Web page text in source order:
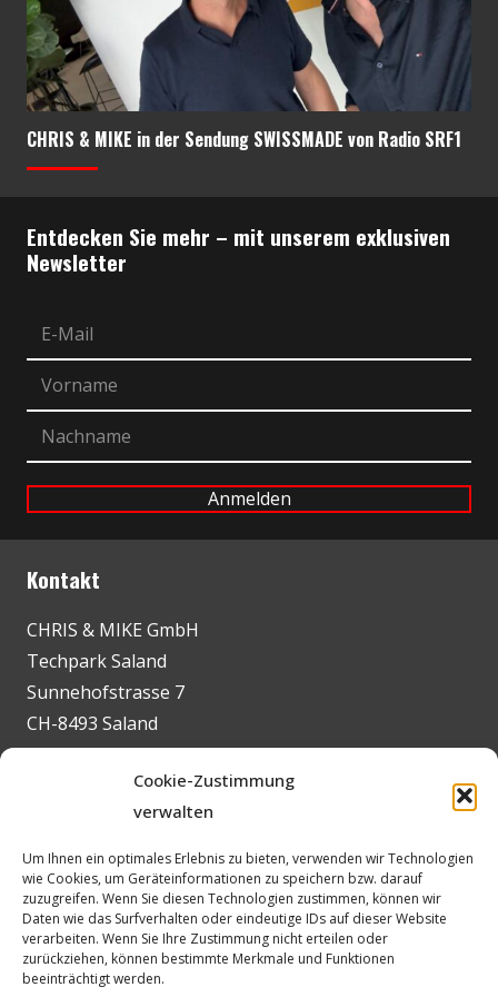
Cookie-Zustimmung
verwalten
Um Ihnen ein optimales Erlebnis zu bieten, verwenden wir Technologien
wie Cookies, um Geräteinformationen zu speichern bzw. darauf
zuzugreifen. Wenn Sie diesen Technologien zustimmen, können wir
Daten wie das Surfverhalten oder eindeutige IDs auf dieser Website
verarbeiten. Wenn Sie Ihre Zustimmung nicht erteilen oder
zurückziehen, können bestimmte Merkmale und Funktionen
beeinträchtigt werden.
CHRIS & MIKE in der Sendung SWISSMADE von Radio SRF1
Entdecken Sie mehr – mit unserem exklusiven
Newsletter
Kontakt
CHRIS & MIKE GmbH
Techpark Saland
Sunnehofstrasse 7
CH-8493 Saland
+41 52 347 09 23
contact@chrismike.ch
Socialmedia
Rechtliches